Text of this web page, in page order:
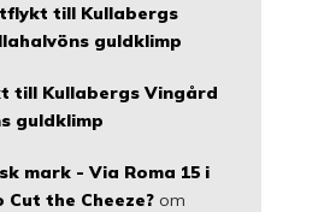
till Kullabergs
guldklimp
till Kullabergs Vingård
guldklimp
mark - Via Roma 15 i
the Cheeze? om